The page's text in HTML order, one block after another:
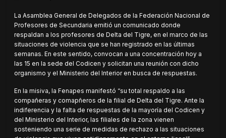
La Asamblea General de Delegados de la Federación Nacional de
Profesores de Secundaria emitió un comunicado donde
respaldan a los profesores de Delta del Tigre, en el marco de las
situaciones de violencia que se han registrado en las últimas
semanas. En este sentido, convocan a una concentración hoy a
las 15 en la sede del Codicen y solicitan una reunión con dicho
organismo y el Ministerio del Interior en busca de respuestas.
En la misiva, la Fenapes manifestó “su total respaldo a las
compañeras y comapñeros de la filial de Delta del Tigre. Ante la
indiferencia y la falta de respuestas de la mayoría del Codicen y
del Ministerio del Interior, las filiales de la zona vienen
sosteniendo una serie de medidas de rechazo a las situaciones